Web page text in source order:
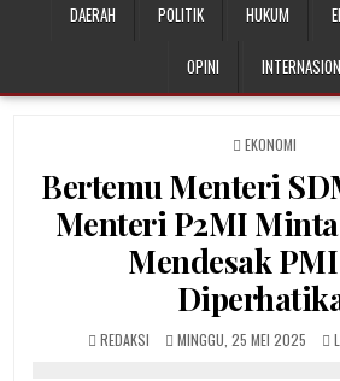
DAERAH POLITIK HUKUM
OPINI
POSTED
EKONOMI
Bertemu Menteri
Menteri P2MI
Mendesak
AUTHOR:
REDAKSI
PUBLISHED
MINGGU, 25 MEI 2025